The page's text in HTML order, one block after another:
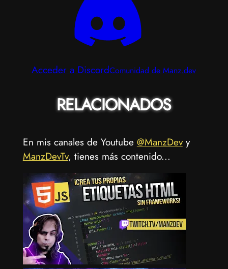
Acceder a DiscordComunidad de Manz.dev
RELACIONADOS
En mis canales de Youtube @ManzDevy
ManzDevTv, tienes más contenido...